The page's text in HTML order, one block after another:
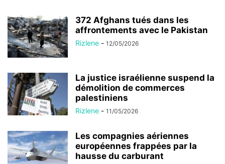
372 Afghans tués dans les
affrontements avec le Pakistan
Rizlene - 12/05/2026
La justice israélienne suspend la
démolition de commerces
palestiniens
Rizlene - 11/05/2026
Les compagnies aériennes
européennes frappées par la
hausse du carburant